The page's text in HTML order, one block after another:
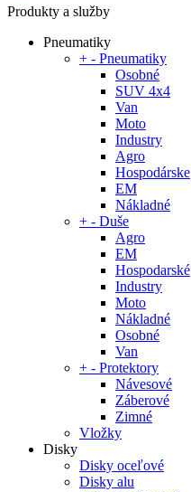
Produkty a služby
Pneumatiky
+ - Pneumatiky
Osobné
SUV 4x4
Van
Moto
Industry
Agro
Hospodárske
EM
Nákladné
+ - Duše
Agro
EM
Hospodarské
Industry
Moto
Nákladné
Osobné
Van
+ - Protektory
Návesové
Záberové
Zimné
Vložky
Disky
Disky oceľové
Disky alu